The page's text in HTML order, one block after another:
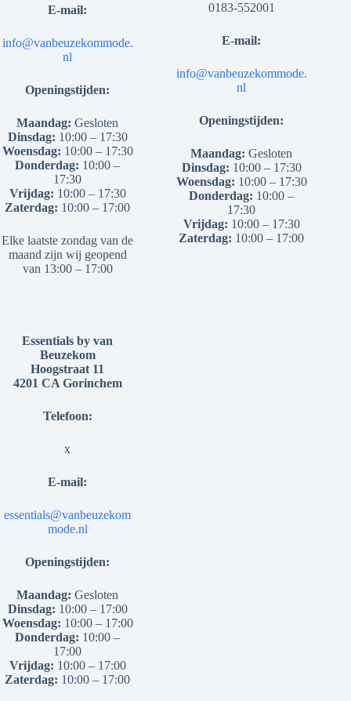
E-mail:
info@vanbeuzekommode.
nl
Openingstijden:
Maandag: Gesloten
Dinsdag: 10:00 – 17:30
Woensdag: 10:00 – 17:30
Donderdag: 10:00 –
17:30
Vrijdag: 10:00 – 17:30
Zaterdag: 10:00 – 17:00
Elke laatste zondag van de
maand zijn wij geopend
van 13:00 – 17:00
0183-552001
E-mail:
info@vanbeuzekommode.
nl
Openingstijden:
Maandag: Gesloten
Dinsdag: 10:00 – 17:30
Woensdag: 10:00 – 17:30
Donderdag: 10:00 –
17:30
Vrijdag: 10:00 – 17:30
Zaterdag: 10:00 – 17:00
Essentials by van
Beuzekom
Hoogstraat 11
4201 CA Gorinchem
Telefoon:
x
E-mail:
essentials@vanbeuzekom
mode.nl
Openingstijden:
Maandag: Gesloten
Dinsdag: 10:00 – 17:00
Woensdag: 10:00 – 17:00
Donderdag: 10:00 –
17:00
Vrijdag: 10:00 – 17:00
Zaterdag: 10:00 – 17:00